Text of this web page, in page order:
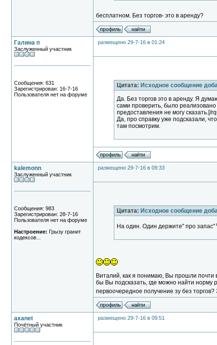
бесплатном. Без торгов- это в аренду?
Галина п
Заслуженный участник
Сообщения: 631
Зарегистрирован: 16-7-16
Пользователя нет на форуме
размещено 29-7-16 в 01:24
Цитата: Исходное сообщение
Да. Без торгов это в аренду. Я
сами проверить, было
предоставления не могу сказать.[/
Да, про справку уже подсказали,
там посмотрим.
kalemonn
Заслуженный участник
Сообщения: 983
Зарегистрирован: 28-7-16
Пользователя нет на форуме
Настроение: Грызу гранит
кодексов...
размещено 29-7-16 в 09:33
Цитата: Исходное сообщение
На один. Один держите" про запас"
Виталий, как я понимаю, Вы прошли почти
бы Вы подсказать, где можно найти норму
первоочередное получение зу без
axanet
Почётный участник
размещено 29-7-16 в 09:51